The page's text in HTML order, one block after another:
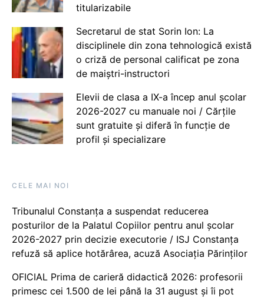
titularizabile
Secretarul de stat Sorin Ion: La
disciplinele din zona tehnologică există
o criză de personal calificat pe zona
de maiștri-instructori
Elevii de clasa a IX-a încep anul școlar
2026-2027 cu manuale noi / Cărțile
sunt gratuite și diferă în funcție de
profil și specializare
CELE MAI NOI
Tribunalul Constanța a suspendat reducerea
posturilor de la Palatul Copiilor pentru anul școlar
2026-2027 prin decizie executorie / ISJ Constanța
refuză să aplice hotărârea, acuză Asociația Părinților
OFICIAL Prima de carieră didactică 2026: profesorii
primesc cei 1.500 de lei până la 31 august și îi pot